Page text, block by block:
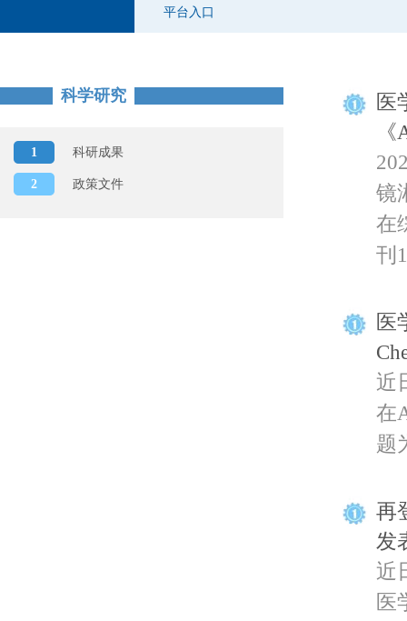
平台入口
科学研究
1 科研成果
2 政策文件
医
镜
在
刊
医
近
在
题
再
发
近
医